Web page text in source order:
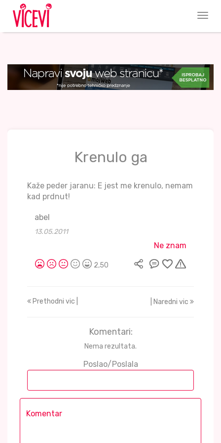
Krenulo ga
Kaže peder jaranu: E jest me krenulo, nemam
kad prdnut!
abel
13.05.2011
Ne znam
2,50
Prethodni vic | | Naredni vic
Komentari:
Nema rezultata.
Poslao/Poslala